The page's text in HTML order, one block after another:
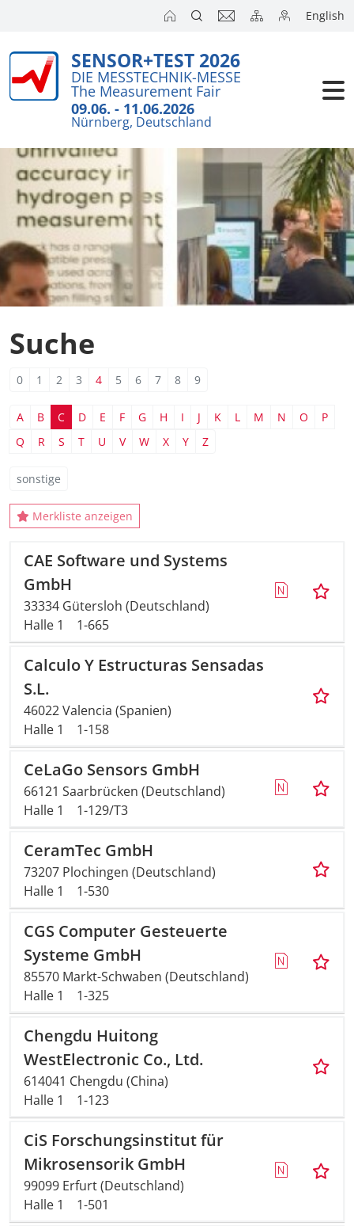
English
SENSOR+TEST 2026
DIE MESSTECHNIK-MESSE
The Measurement Fair
09.06. - 11.06.2026
Nürnberg, Deutschland
Suche
0 1 2 3 4 5 6 7 8 9
A B C D E F G H I J K L M N O
P
Q
R S T U V W X Y Z
sonstige
Merkliste anzeigen
CAE Software und Systems
GmbH
33334 Gütersloh (Deutschland)
Halle 1
1-665
Calculo Y Estructuras Sensadas
S.L.
46022 Valencia (Spanien)
Halle 1
1-158
CeLaGo Sensors GmbH
66121 Saarbrücken (Deutschland)
Halle 1
1-129/T3
CeramTec GmbH
73207 Plochingen (Deutschland)
Halle 1
1-530
CGS Computer Gesteuerte
Systeme GmbH
85570 Markt-Schwaben (Deutschland)
Halle 1
1-325
Chengdu Huitong
WestElectronic Co., Ltd.
614041 Chengdu (China)
Halle 1
1-123
CiS Forschungsinstitut für
Mikrosensorik GmbH
99099 Erfurt (Deutschland)
Halle 1
1-501